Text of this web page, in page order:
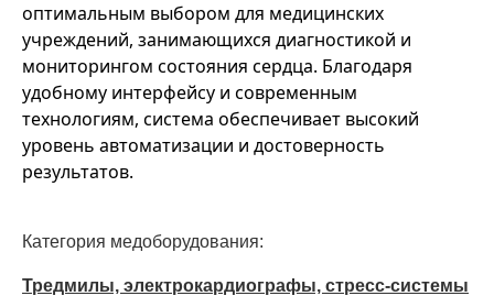
Категория медоборудования:
Тредмилы, электрокардиографы, стресс-системы
оптимальным выбором для медицинских
учреждений, занимающихся диагностикой и
мониторингом состояния сердца. Благодаря
удобному интерфейсу и современным
технологиям, система обеспечивает высокий
уровень автоматизации и достоверность
результатов.